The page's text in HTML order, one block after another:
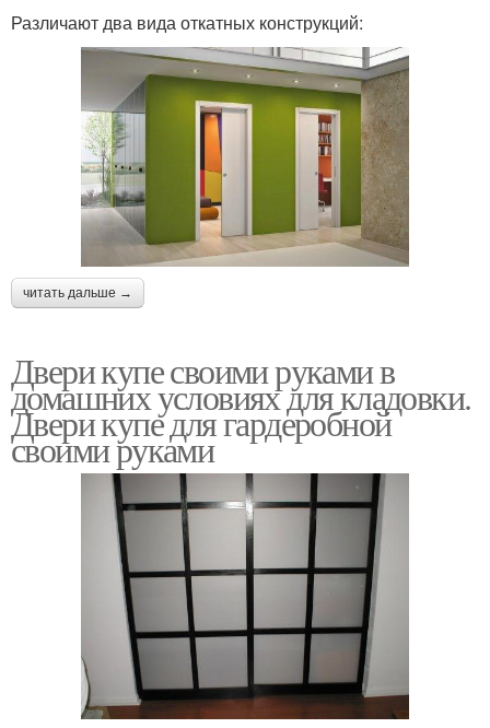
Различают два вида откатных конструкций:
читать дальше →
Двери купе своими руками в
домашних условиях для кладовки.
Двери купе для гардеробной
своими руками